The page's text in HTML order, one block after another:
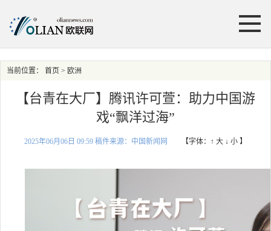
当前位置： 首页 > 欧洲
【台青在大厂】腾讯许可萱：助力中国游
戏“飘洋过海”
2025年06月06日 09:59 稿件来源：中国新闻网 【字体： ↑ 大 ↓ 小 】